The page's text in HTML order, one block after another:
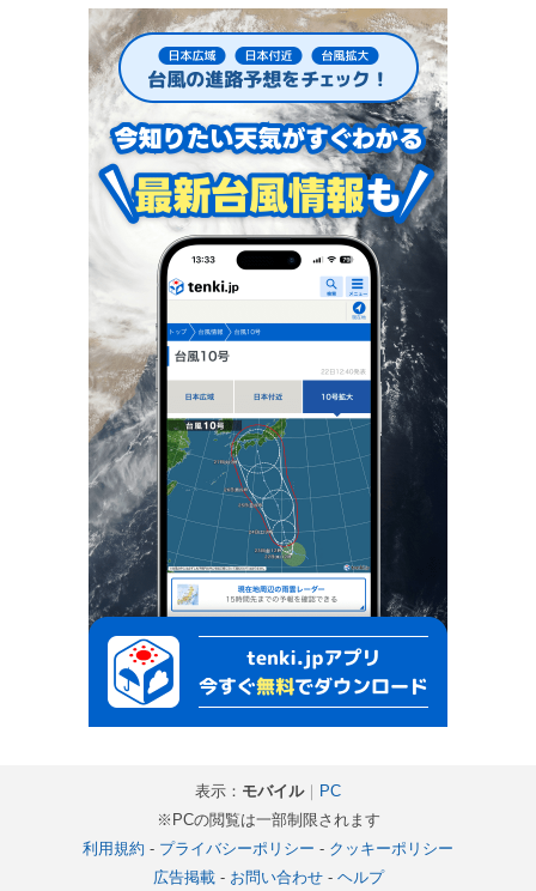
表示： モバイル｜ PC
※PCの閲覧は一部制限されます
利用規約 - プライバシーポリシー - クッキーポリシー
広告掲載- お問い合わせ- ヘルプ